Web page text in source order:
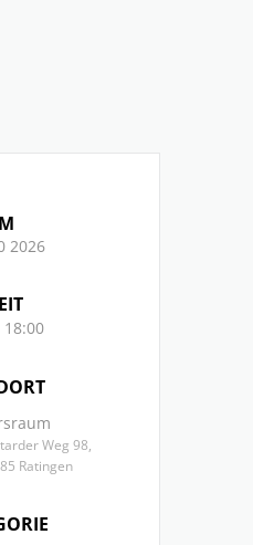
2026
18:00
Weg 98,
Ratingen